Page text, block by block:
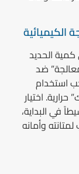
الحديد
ضد
استخدام
اختيار
في البداية،
وأمانه